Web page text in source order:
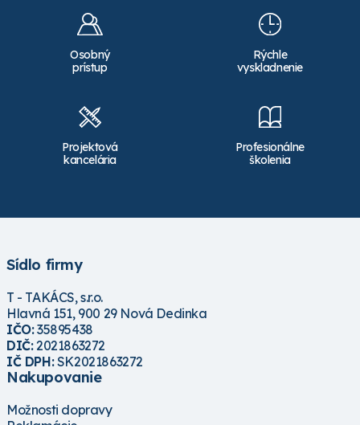
Osobný
prístup
Rýchle
vyskladnenie
Projektová
kancelária
Profesionálne
školenia
Sídlo firmy
T - TAKÁCS, s.r.o.
Hlavná 151, 900 29 Nová Dedinka
IČO:35895438
DIČ:2021863272
IČ DPH:SK2021863272
Nakupovanie
Možnosti dopravy